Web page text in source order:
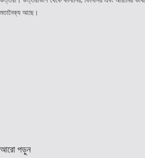
মতানৈক্য আছে।
আরো পড়ুন